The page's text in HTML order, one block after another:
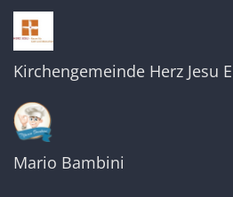
Kirchengemeinde Herz Jesu
Mario Bambini